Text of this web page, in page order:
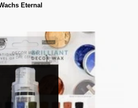
Eternal